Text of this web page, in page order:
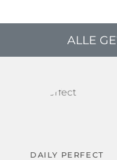
ALLE
DAILY PERFECT